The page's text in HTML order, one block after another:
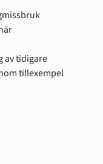
av tidigare
tillexempel